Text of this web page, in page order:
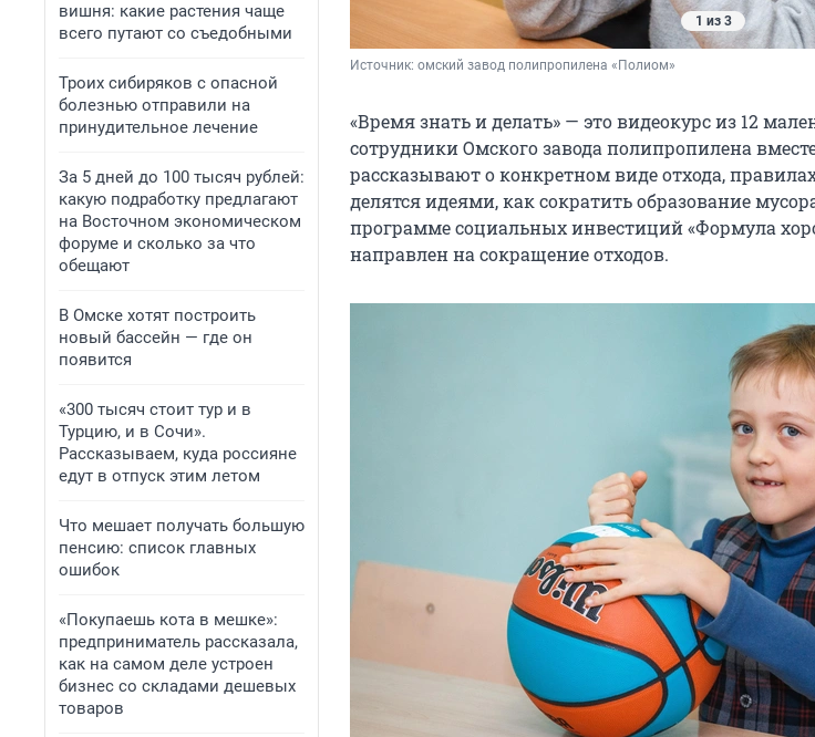
вишня: какие растения чаще
всего путают со съедобными
Троих сибиряков с опасной
болезнью отправили на
принудительное лечение
За 5 дней до 100 тысяч рублей:
какую подработку предлагают
на Восточном экономическом
форуме и сколько за что
обещают
В Омске хотят построить
новый бассейн — где он
появится
«300 тысяч стоит тур и в
Турцию, и в Сочи».
Рассказываем, куда россияне
едут в отпуск этим летом
Что мешает получать большую
пенсию: список главных
ошибок
«Покупаешь кота в мешке»:
предприниматель рассказала,
как на самом деле устроен
бизнес со складами дешевых
товаров
1 из 3
Источник: омский завод полипропилена «Полиом»
«Время знать и делать» — это видеокурс из 12
сотрудники Омского завода полипропилена
рассказывают о конкретном виде отхода,
делятся идеями, как сократить образование
программе социальных инвестиций «Формула
направлен на сокращение отходов.